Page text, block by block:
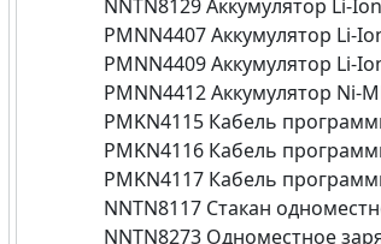
NNTN8129 Аккумулятор Li-
PMNN4407 Аккумулятор Li-
PMNN4409 Аккумулятор Li-
PMNN4412 Аккумулятор Ni-
PMKN4115 Кабель
PMKN4116 Кабель
PMKN4117 Кабель
NNTN8117 Стакан
NNTN8273 Одноместное